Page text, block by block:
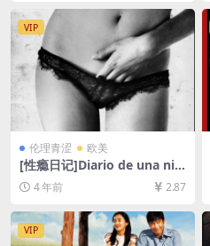
幕]
VIP
伦理青涩 欧美
[性瘾日记]Diario de una nin
fómana (2008)[百度网盘+迅
雷云盘资源1080P超清未删减]
[MP4/6GB][原声中字]【手机
无法在线播放，请下载防和谐
压缩包（含解压密码）】
4 年前 2.87
VIP